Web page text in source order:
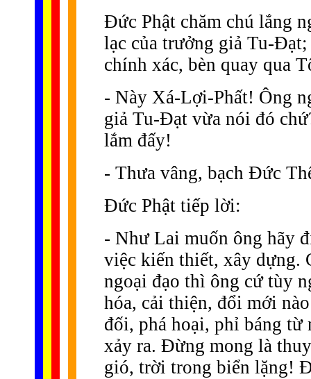
Ðức Phật chăm chú lắng
lạc của trưởng giả Tu-
chính xác, bèn quay qua
- Này Xá-Lợi-Phất! Ông
giả Tu-Ðạt vừa nói đó
lắm đấy!
- Thưa vâng, bạch Ðức
Ðức Phật tiếp lời:
- Như Lai muốn ông hãy
việc kiến thiết, xây dựng.
ngoại đạo thì ông cứ tùy
hóa, cải thiện, đổi mới
đối, phá hoại, phỉ báng
xảy ra. Ðừng mong là
gió, trời trong biển lặng!